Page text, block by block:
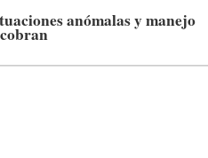
anómalas y manejo